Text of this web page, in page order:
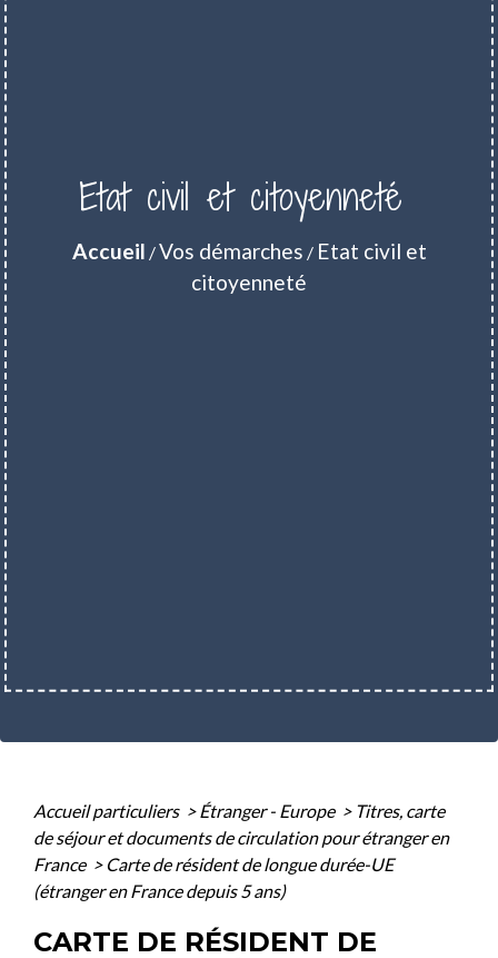
Etat civil et citoyenneté
Accueil /Vos démarches / Etat civil et
citoyenneté
Accueil particuliers > Étranger - Europe > Titres, carte
de séjour et documents de circulation pour étranger en
France > Carte de résident de longue durée-UE
(étranger en France depuis 5 ans)
CARTE DE RÉSIDENT DE